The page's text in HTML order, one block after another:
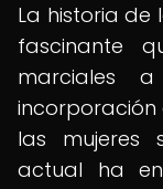
La historia de
fascinante
marciales
incorporación
las mujeres
actual ha